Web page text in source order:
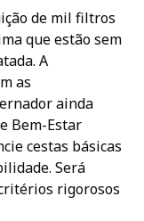
de mil filtros
que estão sem
A
as
ainda
Bem-Estar
cestas básicas
Será
rigorosos